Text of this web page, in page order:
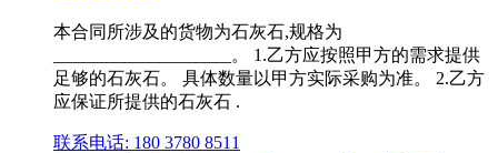
本合同所涉及的货物为石灰石,规格为
____________________。 1.乙方应按照甲方的需求提供
足够的石灰石。 具体数量以甲方实际采购为准。 2.乙方
应保证所提供的石灰石 .
联系电话: 180 3780 8511